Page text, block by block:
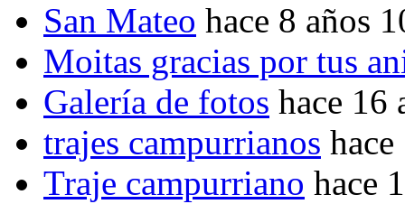
San Mateo hace 8 años
Moitas gracias por tus
Galería de fotos hace 16
trajes campurrianos
Traje campurriano hace